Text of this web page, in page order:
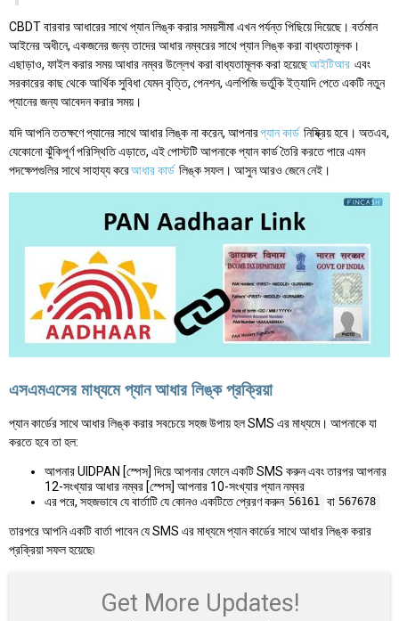
CBDT বারবার আধারের সাথে প্যান লিঙ্ক করার সময়সীমা এখন পর্যন্ত পিছিয়ে দিয়েছে। বর্তমান
আইনের অধীনে, একজনের জন্য তাদের আধার নম্বরের সাথে প্যান লিঙ্ক করা বাধ্যতামূলক।
এছাড়াও, ফাইল করার সময় আধার নম্বর উল্লেখ করা বাধ্যতামূলক করা হয়েছেআইটিআর এবং
সরকারের কাছ থেকে আর্থিক সুবিধা যেমন বৃত্তি, পেনশন, এলপিজি ভর্তুকি ইত্যাদি পেতে একটি নতুন
প্যানের জন্য আবেদন করার সময়।
যদি আপনি ততক্ষণে প্যানের সাথে আধার লিঙ্ক না করেন, আপনারপ্যান কার্ড নিষ্ক্রিয় হবে। অতএব,
যেকোনো ঝুঁকিপূর্ণ পরিস্থিতি এড়াতে, এই পোস্টটি আপনাকে প্যান কার্ড তৈরি করতে পারে এমন
পদক্ষেপগুলির সাথে সাহায্য করেআধার কার্ড লিঙ্ক সফল। আসুন আরও জেনে নেই।
এসএমএসের মাধ্যমে প্যান আধার লিঙ্ক প্রক্রিয়া
প্যান কার্ডের সাথে আধার লিঙ্ক করার সবচেয়ে সহজ উপায় হল SMS এর মাধ্যমে। আপনাকে যা
করতে হবে তা হল:
আপনার UIDPAN [স্পেস] দিয়ে আপনার ফোনে একটি SMS করুন এবং তারপর আপনার
12-সংখ্যার আধার নম্বর [স্পেস] আপনার 10-সংখ্যার প্যান নম্বর
এর পরে, সহজভাবে যে বার্তাটি যে কোনও একটিতে প্রেরণ করুন 56161 বা 567678
তারপরে আপনি একটি বার্তা পাবেন যে SMS এর মাধ্যমে প্যান কার্ডের সাথে আধার লিঙ্ক করার
প্রক্রিয়া সফল হয়েছে৷
Get More Updates!